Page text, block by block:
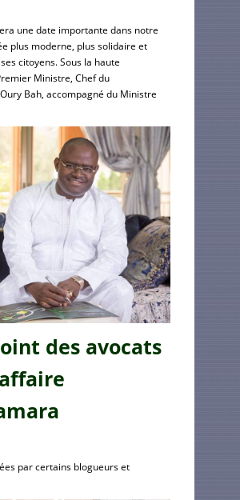
une date importante dans notre
plus moderne, plus solidaire et
citoyens. Sous la haute
Ministre, Chef du
Bah, accompagné du Ministre
des avocats
par certains blogueurs et